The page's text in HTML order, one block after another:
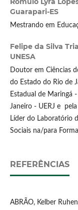
Guarapari-ES
Mestrando em
Felipe da Silva
UNESA
Doutor em Ciências
do Estado do Rio de
Estadual de Maringá
Janeiro - UERJ e
Líder do Laboratório
Sociais na/para
REFERÊNCIAS
ABRÃO, Kelber